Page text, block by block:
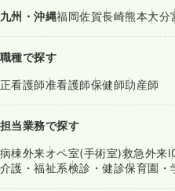
九州・沖縄福岡佐賀長崎熊本大分
職種で探す
正看護師准看護師保健師助産師
担当業務で探す
病棟外来オペ室(手術室)救急外来
介護・福祉系検診・健診保育園・